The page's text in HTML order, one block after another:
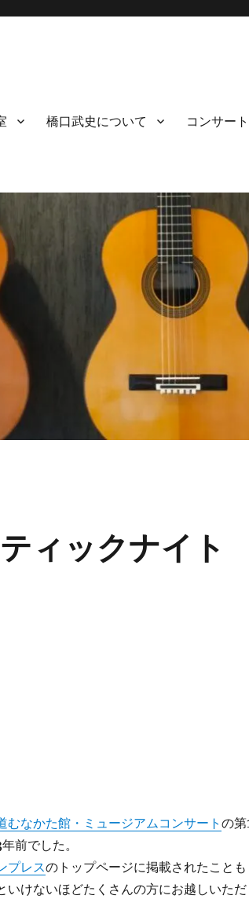
橋口武史について コンサート
ィックナイト
むなかた館・ミュージアムコンサート の第
前でした。
プレスのトップページに掲載されたことも
いけないほどたくさんの方にお越しいただ